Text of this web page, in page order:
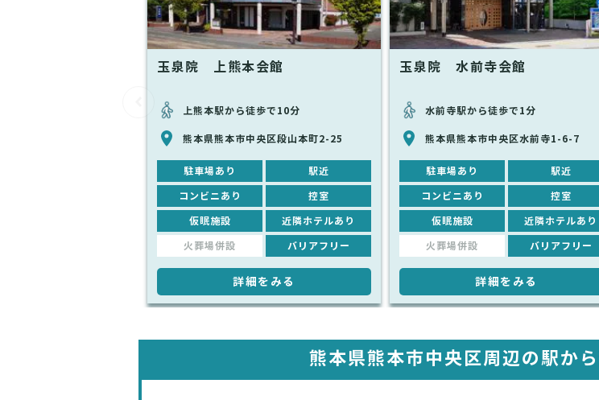
玉泉院 上熊本会館
上熊本駅から徒歩で10分
熊本県熊本市中央区段山本町2-25
駐車場あり 駅近
コンビニあり 控室
仮眠施設 近隣ホテルあり
火葬場併設 バリアフリー
詳細をみる
玉泉院 水前寺会館
水前寺駅から徒歩で1分
熊本県熊本市中央区水前寺1-6-7
駐車場あり 駅近
コンビニあり 控室
仮眠施設 近隣ホテルあり
火葬場併設 バリアフリー
詳細をみる
熊本県熊本市中央区周辺の駅から